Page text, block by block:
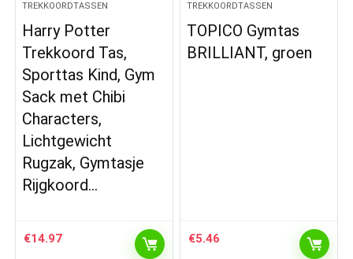
TREKKOORDTASSEN
Harry Potter
Trekkoord Tas,
Sporttas Kind, Gym
Sack met Chibi
Characters,
Lichtgewicht
Rugzak, Gymtasje
Rijgkoord…
€14.97
TREKKOORDTASSEN
TOPICO Gymtas
BRILLIANT, groen
€5.46